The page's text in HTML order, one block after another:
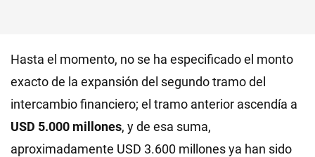
Hasta el momento, no se ha especificado el monto
exacto de la expansión del segundo tramo del
intercambio financiero; el tramo anterior ascendía a
USD 5.000 millones, y de esa suma,
aproximadamente USD 3.600 millones ya han sido